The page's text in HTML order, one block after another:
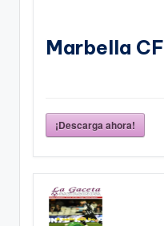
Marbella CF
¡Descarga ahora!